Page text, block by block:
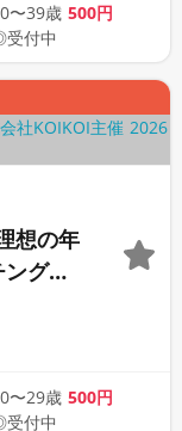
〜39歳 500円
付中
想の年
グゲ
〜29歳 500円
付中